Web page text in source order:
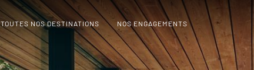
TOUTES NOS DESTINATIONS NOS ENGAGEMENTS